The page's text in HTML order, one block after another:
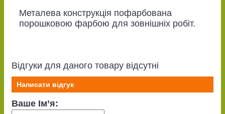
Металева конструкція пофарбована
порошковою фарбою для зовнішніх робіт.
Відгуки для даного товару відсутні
Написати відгук
Ваше Ім’я: